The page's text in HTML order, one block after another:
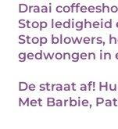
Draai
Stop ledigheid
Stop blowers,
gedwongen in
De straat af!
Met Barbie,